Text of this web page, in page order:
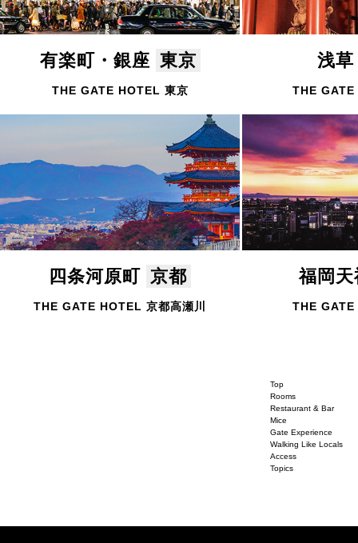
有楽町・銀座 東京
THE GATE HOTEL 東京
浅
THE
四条河原町 京都
THE GATE HOTEL 京都高瀬川
福岡
THE
Top
Rooms
Restaurant & Bar
Mice
Gate Experience
Walking Like Locals
Access
Topics